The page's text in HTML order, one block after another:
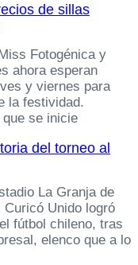
de sillas
Fotogénica y
ahora esperan
y viernes para
la festividad.
que se inicie
del torneo al
La Granja de
Unido logró
fútbol chileno, tras
elenco que a lo